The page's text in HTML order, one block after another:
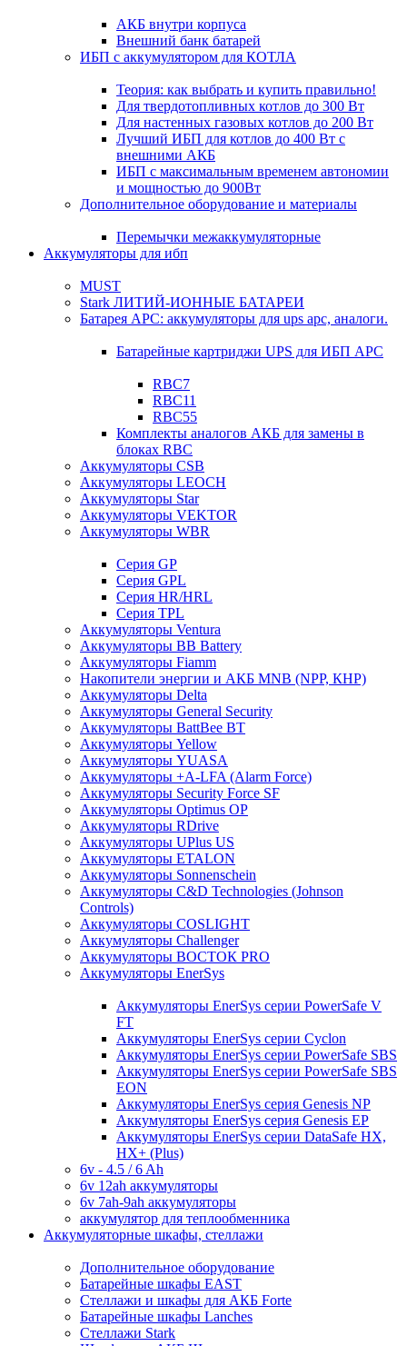
АКБ внутри корпуса
Внешний банк батарей
ИБП с аккумулятором для КОТЛА
Теория: как выбрать и купить правильно!
Для твердотопливных котлов до 300 Вт
Для настенных газовых котлов до 200 Вт
Лучший ИБП для котлов до 400 Вт с
внешними АКБ
ИБП с максимальным временем автономии
и мощностью до 900Вт
Дополнительное оборудование и материалы
Перемычки межаккумуляторные
Аккумуляторы для ибп
MUST
Stark ЛИТИЙ-ИОННЫЕ БАТАРЕИ
Батарея APC: аккумуляторы для ups apc, аналоги.
Батарейные картриджи UPS для ИБП APC
RBC7
RBC11
RBC55
Комплекты аналогов АКБ для замены в
блоках RBC
Аккумуляторы CSB
Аккумуляторы LEOCH
Аккумуляторы Star
Аккумуляторы VEKTOR
Аккумуляторы WBR
Cерия GP
Серия GPL
Серия HR/HRL
Серия TPL
Аккумуляторы Ventura
Аккумуляторы BB Battery
Аккумуляторы Fiamm
Накопители энергии и АКБ MNB (NPP, КНР)
Аккумуляторы Delta
Аккумуляторы General Security
Аккумуляторы BattBee BT
Аккумуляторы Yellow
Аккумуляторы YUASA
Аккумуляторы +A-LFA (Alarm Force)
Аккумуляторы Security Force SF
Аккумуляторы Optimus OP
Аккумуляторы RDrive
Аккумуляторы UPlus US
Аккумуляторы ETALON
Аккумуляторы Sonnenschein
Аккумуляторы С&D Technologies (Johnson
Controls)
Аккумуляторы COSLIGHT
Аккумуляторы Challenger
Аккумуляторы ВОСТОК PRO
Аккумуляторы EnerSys
Аккумуляторы EnerSys серии PowerSafe V
FT
Аккумуляторы EnerSys серии Cyclon
Аккумуляторы EnerSys серии PowerSafe SBS
Аккумуляторы EnerSys серии PowerSafe SBS
EON
Аккумуляторы EnerSys серия Genesis NP
Аккумуляторы EnerSys серия Genesis EP
Аккумуляторы EnerSys серии DataSafe HX,
HX+ (Plus)
6v - 4.5 / 6 Ah
6v 12ah аккумуляторы
6v 7ah-9ah аккумуляторы
аккумулятор для теплообменника
Аккумуляторные шкафы, стеллажи
Дополнительное оборудование
Батарейные шкафы EAST
Стеллажи и шкафы для АКБ Forte
Батарейные шкафы Lanches
Стеллажи Stark